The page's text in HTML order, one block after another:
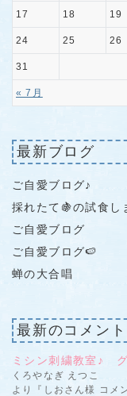
« 7月
17 18 19
24 25 26
31
最新ブログ
ご自愛ブログ♪
採れたて🍇の試食し
ご自愛ブログ
ご自愛ブログ🍉
蝉の大合唱
最新のコメント
ミシン刺繍教室♪
くろやなぎ えつこ
より『しおさん様 コメ